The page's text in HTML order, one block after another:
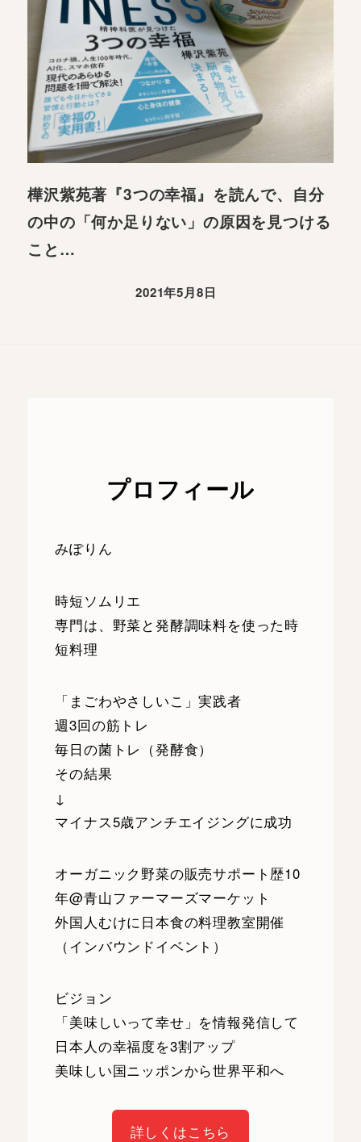
樺沢紫苑著『3つの幸福』を読んで、自分
の中の「何か足りない」の原因を見つける
こと…
2021年5月8日
プロフィール
みぽりん
時短ソムリエ
専門は、野菜と発酵調味料を使った時
短料理
「まごわやさしいこ」実践者
週3回の筋トレ
毎日の菌トレ（発酵食）
その結果
↓
マイナス5歳アンチエイジングに成功
オーガニック野菜の販売サポート歴10
年@青山ファーマーズマーケット
外国人むけに日本食の料理教室開催
（インバウンドイベント）
ビジョン
「美味しいって幸せ」を情報発信して
日本人の幸福度を3割アップ
美味しい国ニッポンから世界平和へ
詳しくはこちら